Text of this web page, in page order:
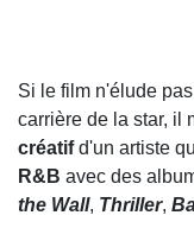
Si le film n'élude
carrière de la star, il
créatifd'un artiste
R&B avec des
the Wall, Thriller,